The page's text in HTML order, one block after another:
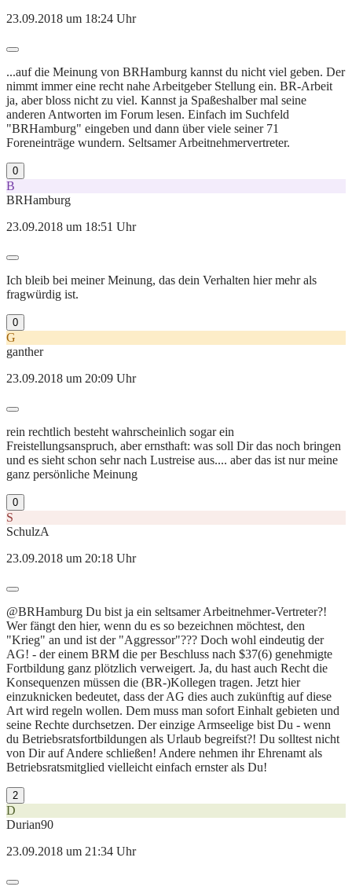
23.09.2018 um 18:24 Uhr
...auf die Meinung von BRHamburg kannst du nicht viel geben. Der
nimmt immer eine recht nahe Arbeitgeber Stellung ein. BR-Arbeit
ja, aber bloss nicht zu viel. Kannst ja Spaßeshalber mal seine
anderen Antworten im Forum lesen. Einfach im Suchfeld
"BRHamburg" eingeben und dann über viele seiner 71
Foreneinträge wundern. Seltsamer Arbeitnehmervertreter.
0
B
BRHamburg
23.09.2018 um 18:51 Uhr
Ich bleib bei meiner Meinung, das dein Verhalten hier mehr als
fragwürdig ist.
0
G
ganther
23.09.2018 um 20:09 Uhr
rein rechtlich besteht wahrscheinlich sogar ein
Freistellungsanspruch, aber ernsthaft: was soll Dir das noch bringen
und es sieht schon sehr nach Lustreise aus.... aber das ist nur meine
ganz persönliche Meinung
0
S
SchulzA
23.09.2018 um 20:18 Uhr
@BRHamburg Du bist ja ein seltsamer Arbeitnehmer-Vertreter?!
Wer fängt den hier, wenn du es so bezeichnen möchtest, den
"Krieg" an und ist der "Aggressor"??? Doch wohl eindeutig der
AG! - der einem BRM die per Beschluss nach $37(6) genehmigte
Fortbildung ganz plötzlich verweigert. Ja, du hast auch Recht die
Konsequenzen müssen die (BR-)Kollegen tragen. Jetzt hier
einzuknicken bedeutet, dass der AG dies auch zukünftig auf diese
Art wird regeln wollen. Dem muss man sofort Einhalt gebieten und
seine Rechte durchsetzen. Der einzige Armseelige bist Du - wenn
du Betriebsratsfortbildungen als Urlaub begreifst?! Du solltest nicht
von Dir auf Andere schließen! Andere nehmen ihr Ehrenamt als
Betriebsratsmitglied vielleicht einfach ernster als Du!
2
D
Durian90
23.09.2018 um 21:34 Uhr